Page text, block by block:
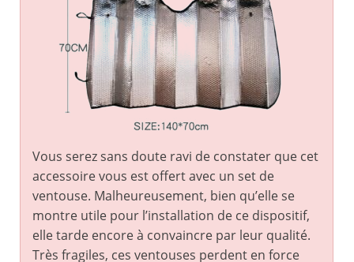
Vous serez sans doute ravi de constater que cet
accessoire vous est offert avec un set de
ventouse. Malheureusement, bien qu’elle se
montre utile pour l’installation de ce dispositif,
elle tarde encore à convaincre par leur qualité.
Très fragiles, ces ventouses perdent en force